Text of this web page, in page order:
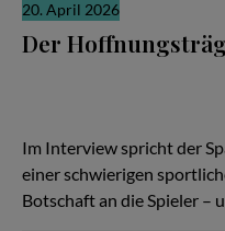
20. April 2026
Der
Im Interview spricht der
einer schwierigen
Botschaft an die Spieler –